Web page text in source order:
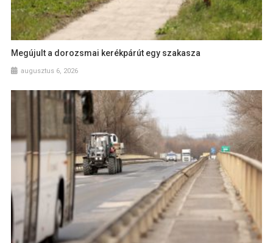
Megújult a dorozsmai kerékpárút egy szakasza
augusztus 6, 2026